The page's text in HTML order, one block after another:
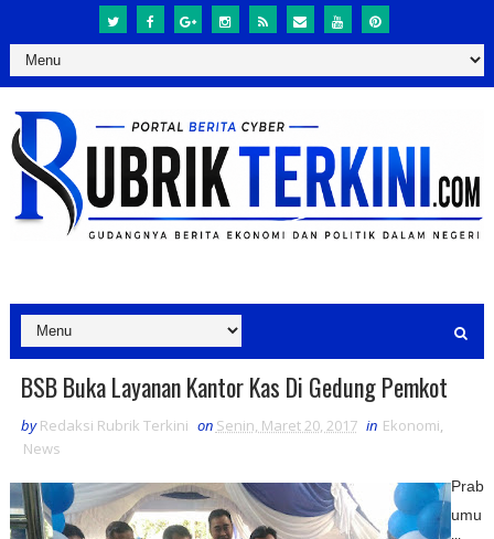
BSB Buka Layanan Kantor Kas Di Gedung Pemkot
by Redaksi Rubrik Terkini on Senin, Maret 20, 2017 in Ekonomi,
News
Prab
umu